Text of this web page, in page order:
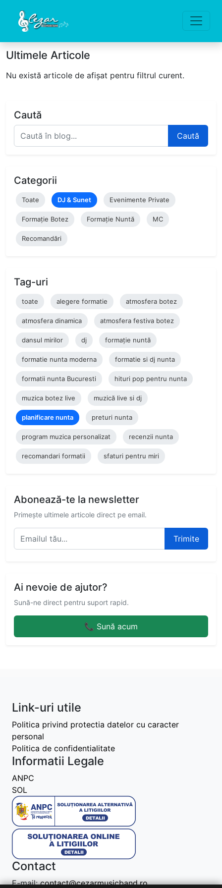
Ultimele Articole
Nu există articole de afișat pentru filtrul curent.
Caută
Caută
Categorii
Toate DJ & Sunet Evenimente Private
Formație Botez Formație Nuntă MC
Recomandări
Tag-uri
toate alegere formatie atmosfera botez
atmosfera dinamica atmosfera festiva botez
dansul mirilor dj formație nuntă
formatie nunta moderna formatie si dj nunta
formatii nunta Bucuresti hituri pop pentru nunta
muzica botez live muzică live si dj
planificare nunta preturi nunta
program muzica personalizat recenzii nunta
recomandari formatii sfaturi pentru miri
Abonează-te la newsletter
Primește ultimele articole direct pe email.
Trimite
Ai nevoie de ajutor?
Sună-ne direct pentru suport rapid.
📞 Sună acum
Link-uri utile
Politica privind protectia datelor cu caracter
personal
Politica de confidentialitate
Informatii Legale
ANPC
SOL
Contact
E-mail:contact@cezarmusicband.ro